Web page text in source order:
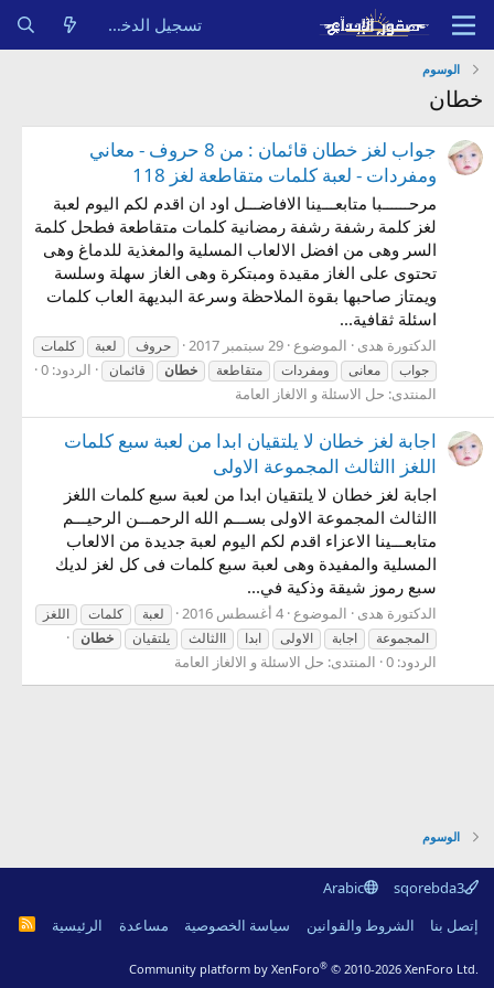
تسجيل الدخول
الوسوم
خطان
جواب لغز خطان قائمان : من 8 حروف - معاني
ومفردات - لعبة كلمات متقاطعة لغز 118
مرحــــــبا متابعـــينا الافاضـــل اود ان اقدم لكم اليوم لعبة
لغز كلمة رشفة رشفة رمضانية كلمات متقاطعة فطحل كلمة
السر وهى من افضل الالعاب المسلية والمغذية للدماغ وهى
تحتوى على الغاز مقيدة ومبتكرة وهى الغاز سهلة وسلسة
ويمتاز صاحبها بقوة الملاحظة وسرعة البديهة العاب كلمات
اسئلة ثقافية...
الدكتورة هدى الموضوع 29 سبتمبر 2017 حروف لعبة
كلمات
جواب
معانى ومفردات متقاطعة خطان قائمان
الردود: 0
المنتدى: حل الاسئلة و الالغاز العامة
اجابة لغز خطان لا يلتقيان ابدا من لعبة سبع كلمات
اللغز االثالث المجموعة الاولى
اجابة لغز خطان لا يلتقيان ابدا من لعبة سبع كلمات اللغز
االثالث المجموعة الاولى بســـم الله الرحمـــن الرحيـــم
متابعـــينا الاعزاء اقدم لكم اليوم لعبة جديدة من الالعاب
المسلية والمفيدة وهى لعبة سبع كلمات فى كل لغز لديك
سبع رموز شيقة وذكية في...
الدكتورة هدى الموضوع 4 أغسطس 2016 لعبة كلمات
اللغز
المجموعة
اجابة الاولى ابدا االثالث يلتقيان خطان
الردود: 0 المنتدى: حل الاسئلة و الالغاز العامة
الوسوم
sqorebda3
Arabic
إتصل بنا
الشروط والقوانين سياسة الخصوصية مساعدة الرئيسية
R
Community platform by XenForo® © 2010-2026 XenForo Ltd.